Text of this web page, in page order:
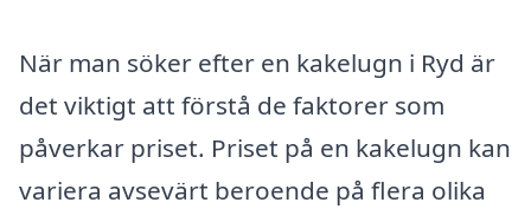
När man söker efter en kakelugn i Ryd är
det viktigt att förstå de faktorer som
påverkar priset. Priset på en kakelugn kan
variera avsevärt beroende på flera olika